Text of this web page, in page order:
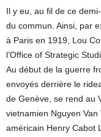
Il y eu, au fil de ce
du commun. Ainsi, par
à Paris en 1919, Lou
l’Office of Strategic
Au début de la guerre
envoyés derrière le
de Genève, se rend au
vietnamien Nguyen Van
américain Henry Cabot